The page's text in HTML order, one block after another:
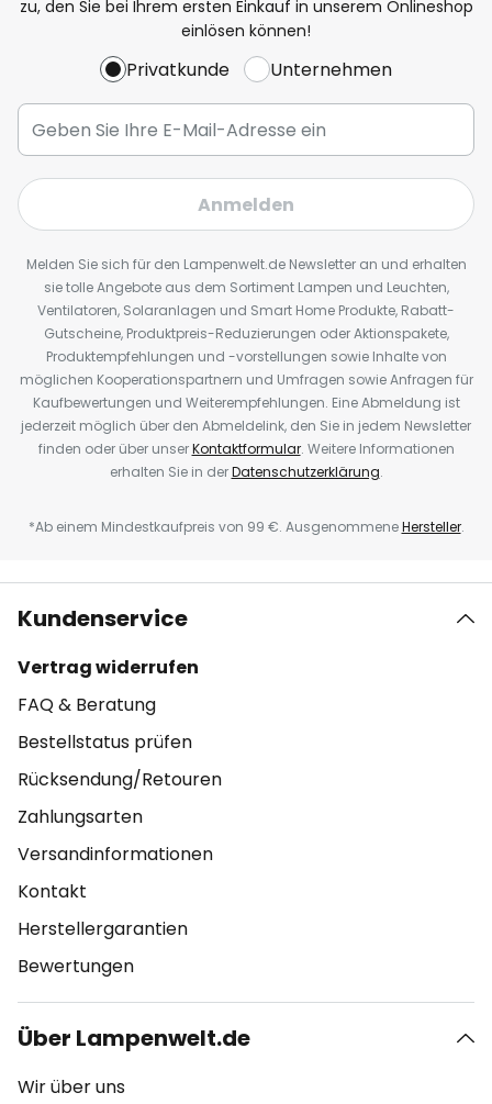
zu, den Sie bei Ihrem ersten Einkauf in unserem Onlineshop
einlösen können!
Privatkunde Unternehmen
Anmelden
Melden Sie sich für den Lampenwelt.de Newsletter an und erhalten
sie tolle Angebote aus dem Sortiment Lampen und Leuchten,
Ventilatoren, Solaranlagen und Smart Home Produkte, Rabatt-
Gutscheine, Produktpreis-Reduzierungen oder Aktionspakete,
Produktempfehlungen und -vorstellungen sowie Inhalte von
möglichen Kooperationspartnern und Umfragen sowie Anfragen für
Kaufbewertungen und Weiterempfehlungen. Eine Abmeldung ist
jederzeit möglich über den Abmeldelink, den Sie in jedem Newsletter
finden oder über unserKontaktformular. Weitere Informationen
erhalten Sie in derDatenschutzerklärung.
*Ab einem Mindestkaufpreis von 99 €. AusgenommeneHersteller.
Kundenservice
Vertrag widerrufen
FAQ & Beratung
Bestellstatus prüfen
Rücksendung/Retouren
Zahlungsarten
Versandinformationen
Kontakt
Herstellergarantien
Bewertungen
Über Lampenwelt.de
Wir über uns